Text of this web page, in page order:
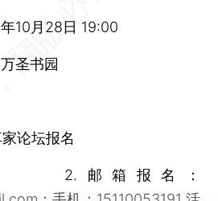
10月28日 19:00
圣书园
家论坛报名
报名：